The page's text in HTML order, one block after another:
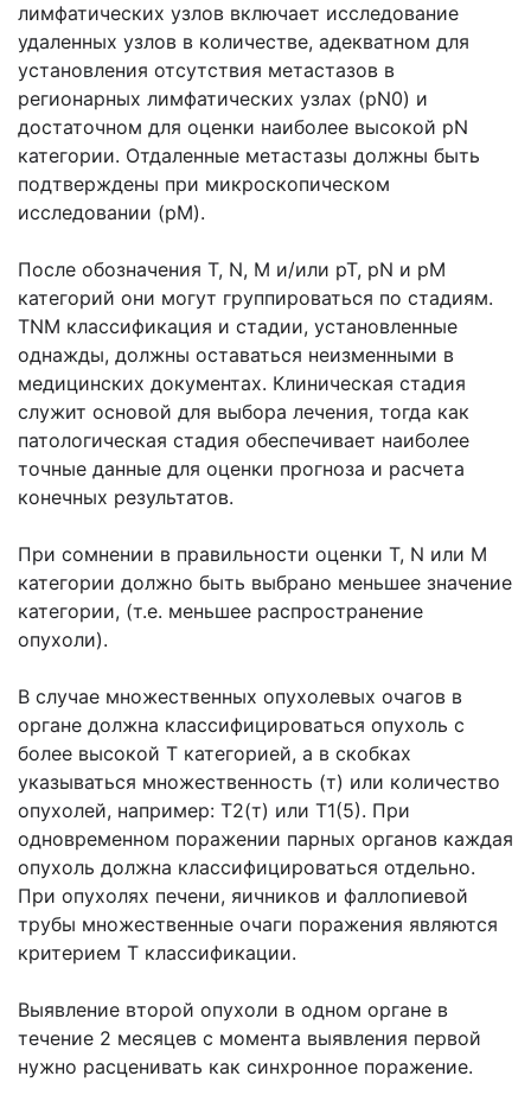
лимфатических узлов включает исследование
удаленных узлов в количестве, адекватном для
установления отсутствия метастазов в
регионарных лимфатических узлах (pN0) и
достаточном для оценки наиболее высокой pN
категории. Отдаленные метастазы должны быть
подтверждены при микроскопическом
исследовании (рМ).
После обозначения Т, N, М и/или рТ, pN и рМ
категорий они могут группироваться по стадиям.
TNM классификация и стадии, установленные
однажды, должны оставаться неизменными в
медицинских документах. Клиническая стадия
служит основой для выбора лечения, тогда как
патологическая стадия обеспечивает наиболее
точные данные для оценки прогноза и расчета
конечных результатов.
При сомнении в правильности оценки Т, N или М
категории должно быть выбрано меньшее значение
категории, (т.е. меньшее распространение
опухоли).
В случае множественных опухолевых очагов в
органе должна классифицироваться опухоль с
более высокой Т категорией, а в скобках
указываться множественность (т) или количество
опухолей, например: Т2(т) или Т1(5). При
одновременном поражении парных органов каждая
опухоль должна классифицироваться отдельно.
При опухолях печени, яичников и фаллопиевой
трубы множественные очаги поражения являются
критерием Т классификации.
Выявление второй опухоли в одном органе в
течение 2 месяцев с момента выявления первой
нужно расценивать как синхронное поражение.